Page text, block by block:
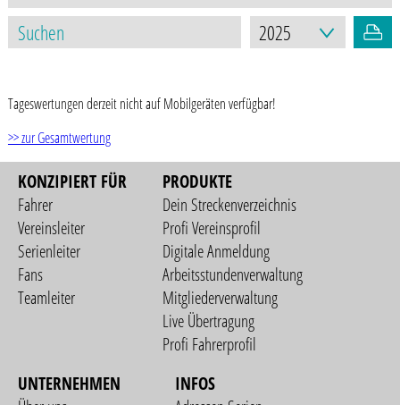
Tageswertungen derzeit nicht auf Mobilgeräten verfügbar!
>> zur Gesamtwertung
KONZIPIERT FÜR
Fahrer
Vereinsleiter
Serienleiter
Fans
Teamleiter
PRODUKTE
Dein Streckenverzeichnis
Profi Vereinsprofil
Digitale Anmeldung
Arbeitsstundenverwaltung
Mitgliederverwaltung
Live Übertragung
Profi Fahrerprofil
UNTERNEHMEN
INFOS